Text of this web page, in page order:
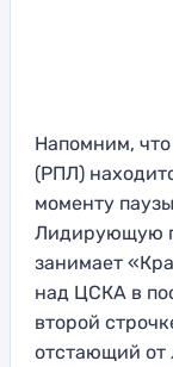
Напомним,
(РПЛ)
моменту
Лидирующую
занимает
над ЦСКА в
второй
отстающий от